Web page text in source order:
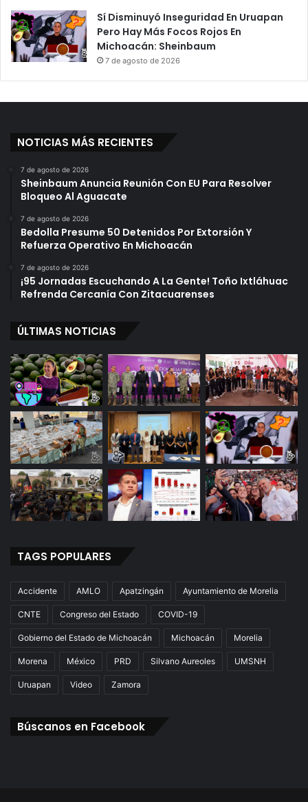
Sí Disminuyó Inseguridad En Uruapan
Pero Hay Más Focos Rojos En
Michoacán: Sheinbaum
7 de agosto de 2026
NOTICIAS MÁS RECIENTES
7 de agosto de 2026
Sheinbaum Anuncia Reunión Con EU Para Resolver
Bloqueo Al Aguacate
7 de agosto de 2026
Bedolla Presume 50 Detenidos Por Extorsión Y
Refuerza Operativo En Michoacán
7 de agosto de 2026
¡95 Jornadas Escuchando A La Gente! Toño Ixtláhuac
Refrenda Cercanía Con Zitacuarenses
ÚLTIMAS NOTICIAS
TAGS POPULARES
Accidente AMLO Apatzingán Ayuntamiento de Morelia
CNTE Congreso del Estado COVID-19
Gobierno del Estado de Michoacán Michoacán Morelia
Morena México PRD Silvano Aureoles UMSNH
Uruapan Video Zamora
Búscanos en Facebook